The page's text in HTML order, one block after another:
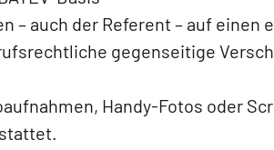
– auch der Referent – auf einen
gegenseitige
Handy-Fotos oder